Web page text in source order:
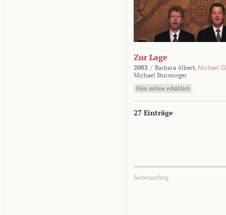
Zur Lage
2002 / Barbara Albert, Michael
Michael Sturminger
Film online erhältlich
27 Einträge
Seitenanfang